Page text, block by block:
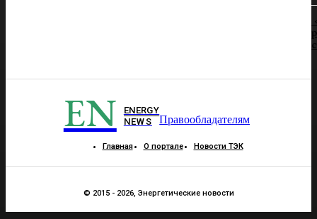
EN
ENERGY
NEWS
Правообладателям
Главная О портале Новости ТЭК
© 2015 - 2026, Энергетические новости